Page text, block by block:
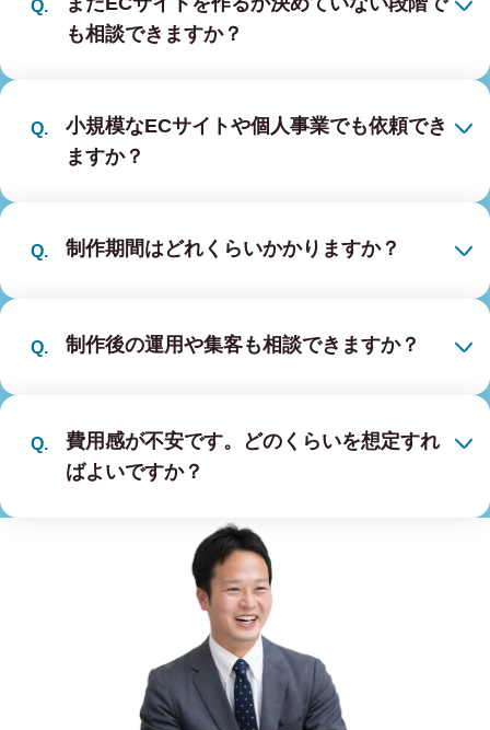
も相談できますか？
小規模なECサイトや個人事業でも依頼でき
ますか？
制作期間はどれくらいかかりますか？
制作後の運用や集客も相談できますか？
費用感が不安です。どのくらいを想定すれ
ばよいですか？